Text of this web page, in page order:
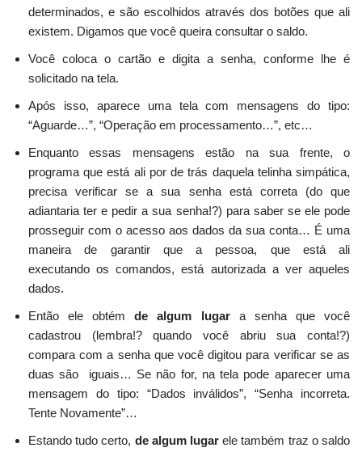
determinados, e são escolhidos através dos botões que ali
existem. Digamos que você queira consultar o saldo.
Você coloca o cartão e digita a senha, conforme lhe é
solicitado na tela.
Após isso, aparece uma tela com mensagens do tipo:
“Aguarde…”, “Operação em processamento…”, etc…
Enquanto essas mensagens estão na sua frente, o
programa que está ali por de trás daquela telinha simpática,
precisa verificar se a sua senha está correta (do que
adiantaria ter e pedir a sua senha!?) para saber se ele pode
prosseguir com o acesso aos dados da sua conta… É uma
maneira de garantir que a pessoa, que está ali
executando os comandos, está autorizada a ver aqueles
dados.
Então ele obtémde algum lugara senha que você
cadastrou (lembra!? quando você abriu sua conta!?)
compara com a senha que você digitou para verificar se as
duas são iguais… Se não for, na tela pode aparecer uma
mensagem do tipo: “Dados inválidos”, “Senha incorreta.
Tente Novamente”…
Estando tudo certo, de algum lugar ele também traz o saldo